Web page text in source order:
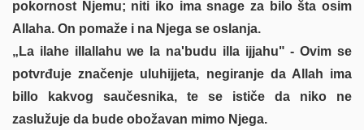
pokornost Njemu; niti iko ima snage za bilo šta osim
Allaha. On pomaže i na Njega se oslanja.
„La ilahe illallahu we la na'budu illa ijjahu" - Ovim se
potvrđuje značenje uluhijjeta, negiranje da Allah ima
billo kakvog saučesnika, te se ističe da niko ne
zaslužuje da bude obožavan mimo Njega.